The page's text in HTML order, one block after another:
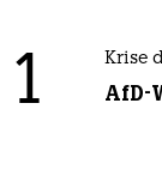
1 Krise
AfD-